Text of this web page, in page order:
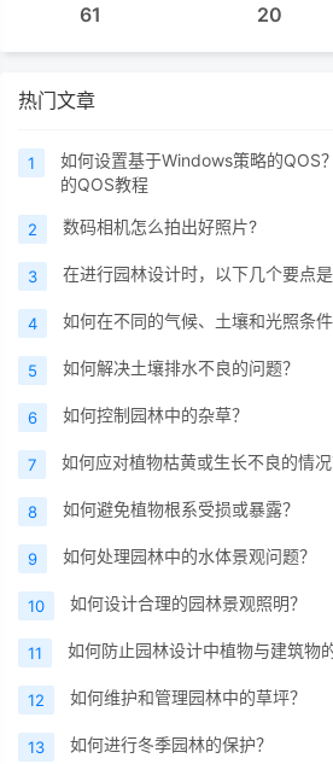
61 20
热门文章
1
如何设置基于Windows策略的QOS
的QOS教程
2 数码相机怎么拍出好照片?
3 在进行园林设计时，以下几个要点
4 如何在不同的气候、土壤和光照条
5 如何解决土壤排水不良的问题？
6 如何控制园林中的杂草？
7 如何应对植物枯黄或生长不良的情况
8 如何避免植物根系受损或暴露？
9 如何处理园林中的水体景观问题？
10 如何设计合理的园林景观照明？
11 如何防止园林设计中植物与建筑物
12 如何维护和管理园林中的草坪？
13 如何进行冬季园林的保护？